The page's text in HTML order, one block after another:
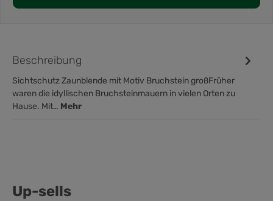
Beschreibung
Sichtschutz Zaunblende mit Motiv Bruchstein großFrüher
waren die idyllischen Bruchsteinmauern in vielen Orten zu
Hause. Mit… Mehr
Up-sells